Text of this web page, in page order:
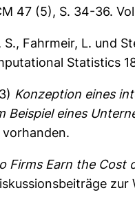
47 (5), S. 34-36.
S., Fahrmeir, L. und
Statistics
Konzeption eines
Beispiel eines
Firms Earn the Cost